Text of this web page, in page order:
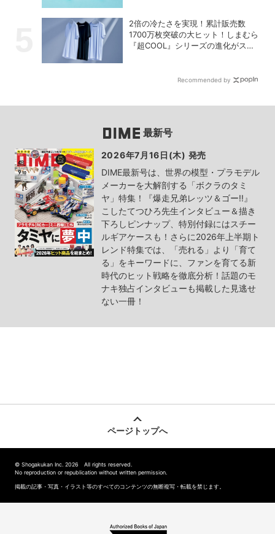
2倍の冷たさを実現！累計販売数
1700万枚突破の大ヒット！しまむら
『超COOL』シリーズの進化がスゴ
Recommended by
最新号
2026年7月16日(木) 発売
DIME最新号は、世界の模型・プラモデル
メーカーを大解剖する「ボクラのタミ
ヤ」特集！『爆走兄弟レッツ＆ゴー!!』
こしたてつひろ先生インタビュー＆描き
下ろしピンナップ、特別付録にはスチー
ルギアケースも！さらに2026年上半期ト
レンド特集では、「売れる」より「育て
る」をキーワードに、ファンを育てる新
時代のヒット戦略を徹底分析！話題のモ
ナキ独占インタビューも掲載した見逃せ
ない一冊！
ページトップへ
© Shogakukan Inc. 2026 All rights reserved.
No reproduction or republication without written permission.
掲載の記事・写真・イラスト等のすべてのコンテンツの無断複写・転載を禁じます。